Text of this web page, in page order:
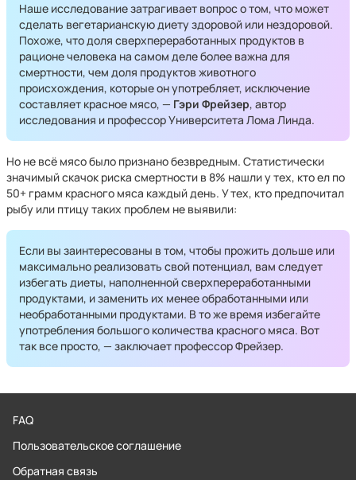
Наше исследование затрагивает вопрос о том, что может
сделать вегетарианскую диету здоровой или нездоровой.
Похоже, что доля сверхпереработанных продуктов в
рационе человека на самом деле более важна для
смертности, чем доля продуктов животного
происхождения, которые он употребляет, исключение
составляет красное мясо, — Гэри Фрейзер, автор
исследования и профессор Университета Лома Линда.
Но не всё мясо было признано безвредным. Статистически
значимый скачок риска смертности в 8% нашли у тех, кто ел по
50+ грамм красного мяса каждый день. У тех, кто предпочитал
рыбу или птицу таких проблем не выявили:
Если вы заинтересованы в том, чтобы прожить дольше или
максимально реализовать свой потенциал, вам следует
избегать диеты, наполненной сверхпереработанными
продуктами, и заменить их менее обработанными или
необработанными продуктами. В то же время избегайте
употребления большого количества красного мяса. Вот
так все просто, — заключает профессор Фрейзер.
FAQ
Пользовательское соглашение
Обратная связь